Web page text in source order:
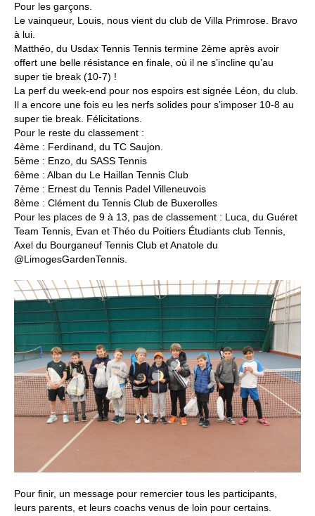
Pour les garçons.
Le vainqueur, Louis, nous vient du club de Villa Primrose. Bravo
à lui.
Matthéo, du Usdax Tennis Tennis termine 2ème après avoir
offert une belle résistance en finale, où il ne s’incline qu’au
super tie break (10-7) !
La perf du week-end pour nos espoirs est signée Léon, du club.
Il a encore une fois eu les nerfs solides pour s’imposer 10-8 au
super tie break. Félicitations.
Pour le reste du classement :
4ème : Ferdinand, du TC Saujon.
5ème : Enzo, du SASS Tennis
6ème : Alban du Le Haillan Tennis Club
7ème : Ernest du Tennis Padel Villeneuvois
8ème : Clément du Tennis Club de Buxerolles
Pour les places de 9 à 13, pas de classement : Luca, du Guéret
Team Tennis, Evan et Théo du Poitiers Étudiants club Tennis,
Axel du Bourganeuf Tennis Club et Anatole du
@LimogesGardenTennis.
Pour finir, un message pour remercier tous les participants,
leurs parents, et leurs coachs venus de loin pour certains.